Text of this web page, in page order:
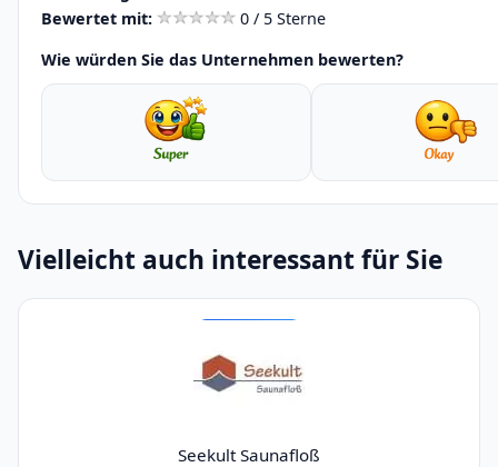
Bewertet mit:
0 / 5 Sterne
Wie würden Sie das Unternehmen bewerten?
Vielleicht auch interessant für Sie
Seekult Saunafloß